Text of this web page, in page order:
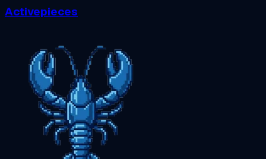
Activepieces